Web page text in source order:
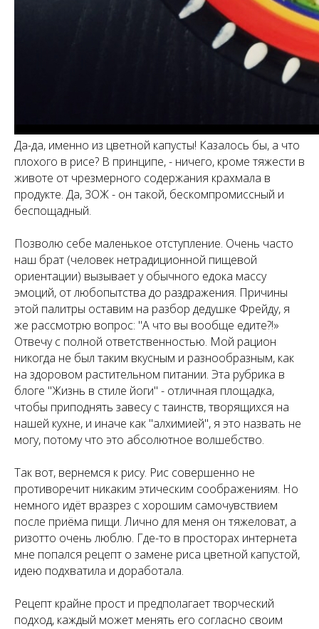
Да-да, именно из цветной капусты! Казалось бы, а что
плохого в рисе? В принципе, - ничего, кроме тяжести в
животе от чрезмерного содержания крахмала в
продукте. Да, ЗОЖ - он такой, бескомпромиссный и
беспощадный.
Позволю себе маленькое отступление. Очень часто
наш брат (человек нетрадиционной пищевой
ориентации) вызывает у обычного едока массу
эмоций, от любопытства до раздражения. Причины
этой палитры оставим на разбор дедушке Фрейду, я
же рассмотрю вопрос: "А что вы вообще едите?!»
Отвечу с полной ответственностью. Мой рацион
никогда не был таким вкусным и разнообразным, как
на здоровом растительном питании. Эта рубрика в
блоге "Жизнь в стиле йоги" - отличная площадка,
чтобы приподнять завесу с таинств, творящихся на
нашей кухне, и иначе как "алхимией", я это назвать не
могу, потому что это абсолютное волшебство.
Так вот, вернемся к рису. Рис совершенно не
противоречит никаким этическим соображениям. Но
немного идёт вразрез с хорошим самочувствием
после приёма пищи. Лично для меня он тяжеловат, а
ризотто очень люблю. Где-то в просторах интернета
мне попался рецепт о замене риса цветной капустой,
идею подхватила и доработала.
Рецепт крайне прост и предполагает творческий
подход, каждый может менять его согласно своим